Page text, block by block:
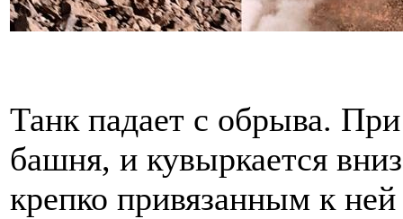
Танк падает с обрыва. При
башня, и кувыркается
крепко привязанным к